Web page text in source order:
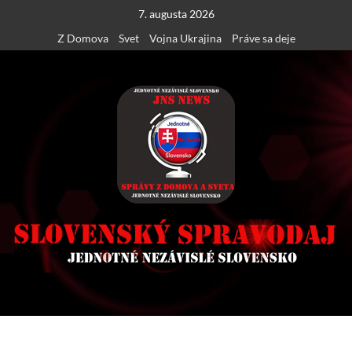
content
7. augusta 2026
Z Domova
Svet Vojna Ukrajina Práve sa deje